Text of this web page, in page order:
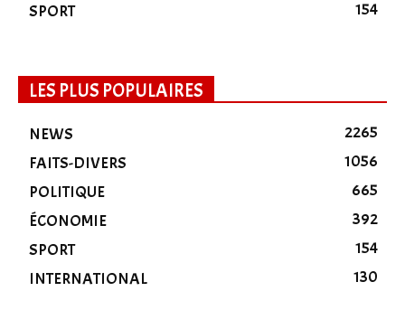
SPORT 154
LES PLUS POPULAIRES
NEWS
2265
FAITS-DIVERS
1056
POLITIQUE
665
ÉCONOMIE
392
SPORT
154
INTERNATIONAL
130